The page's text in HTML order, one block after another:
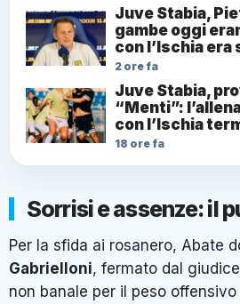
Juve Stabia,
gambe oggi
con l’Ischia
2 ore fa
Juve Stabia,
“Menti”:
con l’Ischia
18 ore fa
Sorrisi e assenze: il
Per la sfida ai rosanero, Abate
Gabrielloni, fermato dal
non banale per il peso